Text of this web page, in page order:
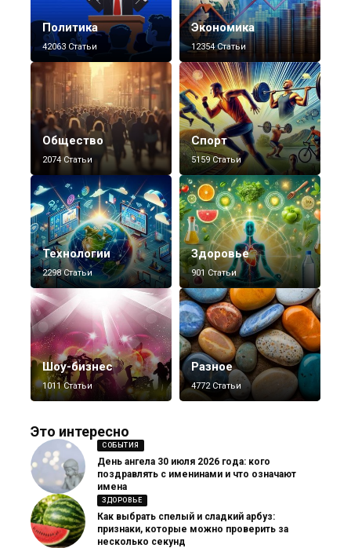
Политика
42063 Статьи
Экономика
12354 Статьи
Общество
2074 Статьи
Спорт
5159 Статьи
Технологии
2298 Статьи
Здоровье
901 Статьи
Шоу-бизнес
1011 Статьи
Разное
4772 Статьи
Это интересно
СОБЫТИЯ
День ангела 30 июля 2026 года: кого
поздравлять с именинами и что означают
имена
ЗДОРОВЬЕ
Как выбрать спелый и сладкий арбуз:
признаки, которые можно проверить за
несколько секунд